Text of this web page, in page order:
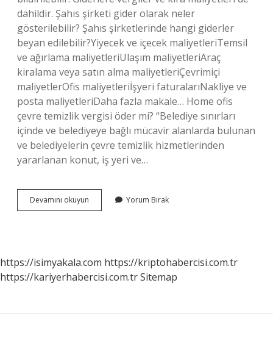
dahildir. Şahıs şirketi gider olarak neler
gösterilebilir? Şahıs şirketlerinde hangi giderler
beyan edilebilir?Yiyecek ve içecek maliyetleriTemsil
ve ağırlama maliyetleriUlaşım maliyetleriAraç
kiralama veya satın alma maliyetleriÇevrimiçi
maliyetlerOfis maliyetleriİşyeri faturalarıNakliye ve
posta maliyetleriDaha fazla makale… Home ofis
çevre temizlik vergisi öder mi? “Belediye sınırları
içinde ve belediyeye bağlı mücavir alanlarda bulunan
ve belediyelerin çevre temizlik hizmetlerinden
yararlanan konut, iş yeri ve…
Devamını okuyun
Ofis
Gösterebilir
Yorum Bırak
https://isimyakala.com https://kriptohabercisi.com.tr
https://kariyerhabercisi.com.trSitemap